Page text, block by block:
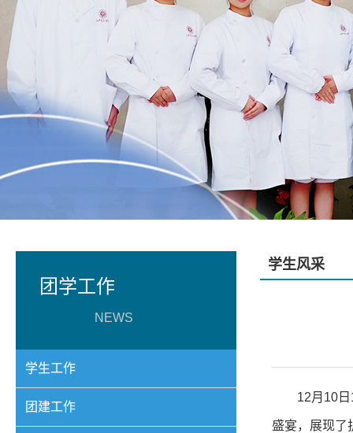
团学工作
NEWS
学生工作
团建工作
学生风采
12月10
盛宴，展现了